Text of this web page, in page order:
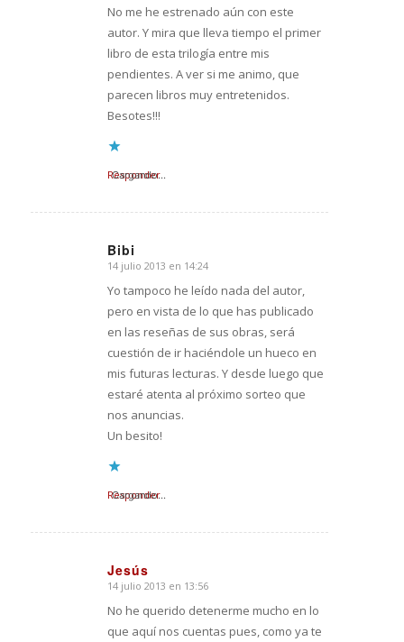
No me he estrenado aún con este
autor. Y mira que lleva tiempo el primer
libro de esta trilogía entre mis
pendientes. A ver si me animo, que
parecen libros muy entretenidos.
Besotes!!!
Cargando...
Responder
Bibi
Dice:
14 julio 2013 en 14:24
Yo tampoco he leído nada del autor,
pero en vista de lo que has publicado
en las reseñas de sus obras, será
cuestión de ir haciéndole un hueco en
mis futuras lecturas. Y desde luego que
estaré atenta al próximo sorteo que
nos anuncias.
Un besito!
Cargando...
Responder
Jesús
Dice:
14 julio 2013 en 13:56
No he querido detenerme mucho en lo
que aquí nos cuentas pues, como ya te